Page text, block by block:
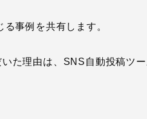
事例を共有します。
た理由は、SNS自動投稿ツ